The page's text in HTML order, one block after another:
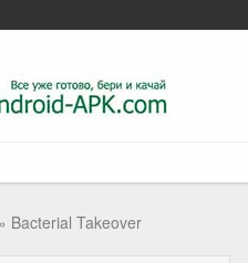
» Bacterial Takeover